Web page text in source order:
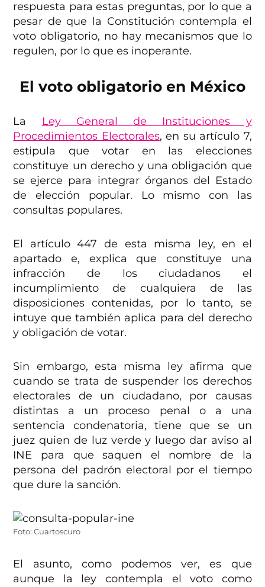
respuesta para estas preguntas, por lo que a
pesar de que la Constitución contempla el
voto obligatorio, no hay mecanismos que lo
regulen, por lo que es inoperante.
El voto obligatorio en México
La
Ley General de Instituciones y
Procedimientos Electorales, en su artículo 7,
estipula que votar en las elecciones
constituye un derecho y una obligación que
se ejerce para integrar órganos del Estado
de elección popular. Lo mismo con las
consultas populares.
El artículo 447 de esta misma ley, en el
apartado e, explica que constituye una
infracción de los ciudadanos el
incumplimiento de cualquiera de las
disposiciones contenidas, por lo tanto, se
intuye que también aplica para del derecho
y obligación de votar.
Sin embargo, esta misma ley afirma que
cuando se trata de suspender los derechos
electorales de un ciudadano, por causas
distintas a un proceso penal o a una
sentencia condenatoria, tiene que se un
juez quien de luz verde y luego dar aviso al
INE para que saquen el nombre de la
persona del padrón electoral por el tiempo
que dure la sanción.
Foto: Cuartoscuro
El asunto, como podemos ver, es que
aunque la ley contempla el voto como